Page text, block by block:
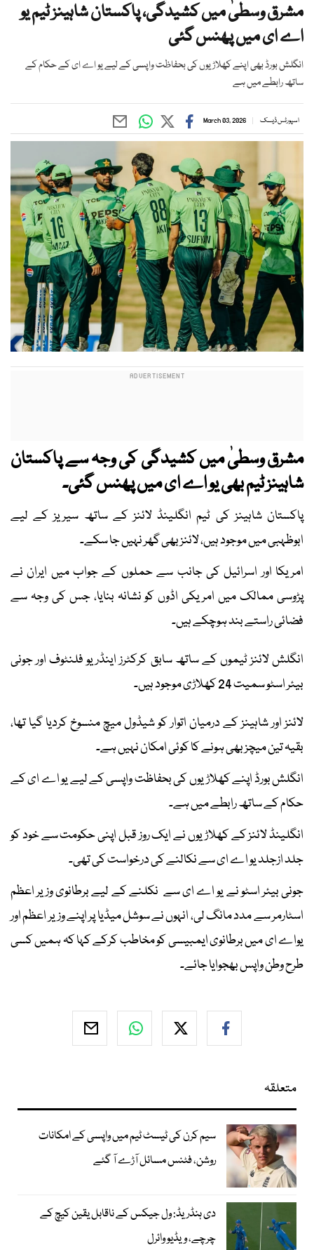
مشرق وسطیٰ میں کشیدگی، پاکستان شاہینز ٹیم یو
اے ای میں پھنس گئی
انگلش بورڈ بھی اپنے کھلاڑیوں کی بحفاظت واپسی کے لیے یو اے ای کے حکام کے
ساتھ رابطے میں ہے
اسپورٹس ڈیسک March 03, 2026
مشرق وسطیٰ میں کشیدگی کی وجہ سے پاکستان
شاہینز ٹیم بھی یو اے ای میں پھنس گئی۔
پاکستان شاہینز کی ٹیم انگلینڈ لائنز کے ساتھ سیریز کے لیے
ابوظہبی میں موجود ہیں، لائنز بھی گھر نہیں جا سکے۔
امریکا اور اسرائیل کی جانب سے حملوں کے جواب میں ایران نے
پڑوسی ممالک میں امریکی اڈوں کو نشانہ بنایا، جس کی وجہ سے
فضائی راستے بند ہوچکے ہیں۔
انگلش لائنز ٹیموں کے ساتھ سابق کرکٹرز اینڈریو فلنٹوف اور جونی
بیئر اسٹو سمیت 24 کھلاڑی موجود ہیں۔
لائنز اور شاہینز کے درمیان اتوار کو شیڈول میچ منسوخ کردیا گیا تھا،
بقیہ تین میچز بھی ہونے کا کوئی امکان نہیں ہے۔
انگلش بورڈ اپنے کھلاڑیوں کی بحفاظت واپسی کے لیے یو اے ای کے
حکام کے ساتھ رابطے میں ہے۔
انگلینڈ لائنز کے کھلاڑیوں نے ایک روز قبل اپنی حکومت سے خود کو
جلد ازجلد یو اے ای سے نکالنے کی درخواست کی تھی۔
جونی بیئر اسٹو نے یو اے ای سے نکلنے کے لیے برطانوی وزیر اعظم
اسٹارمر سے مدد مانگ لی، انہوں نے سوشل میڈیا پر اپنے وزیر اعظم اور
یواے ای میں برطانوی ایمبیسی کو مخاطب کرکے کہا کہ ہمیں کسی
طرح وطن واپس بھجوایا جائے۔
متعلقہ
سیم کرن کی ٹیسٹ ٹیم میں واپسی کے امکانات
روشن، فٹنس مسائل آڑے آ گئے
دی ہنڈریڈ: ول جیکس کے ناقابل یقین کیچ کے
چرچے، ویڈیو وائرل